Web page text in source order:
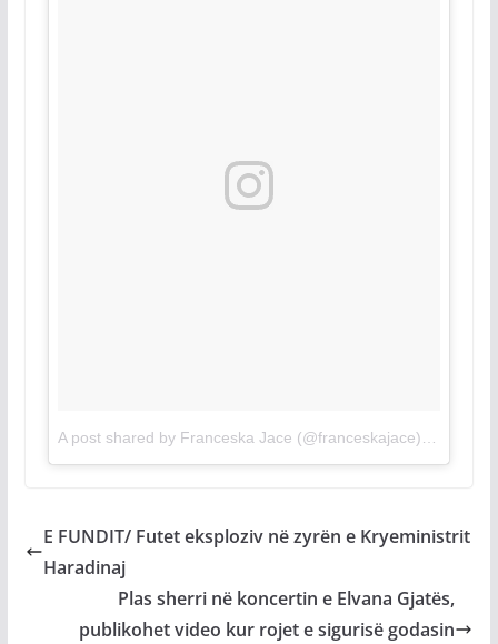
A post shared by Franceska Jace (@franceskajace)on
E FUNDIT/ Futet eksploziv në zyrën e Kryeministrit
Haradinaj
Plas sherri në koncertin e Elvana Gjatës,
publikohet video kur rojet e sigurisë godasin